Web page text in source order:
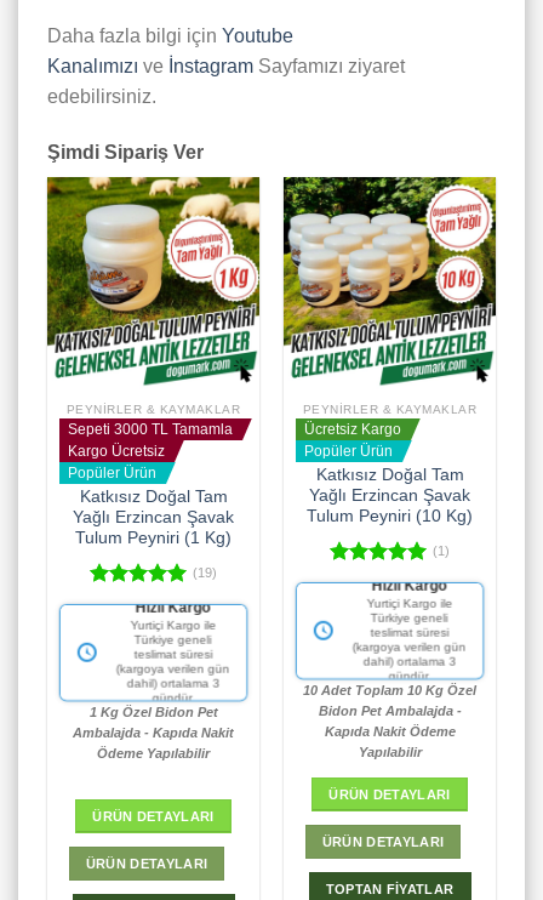
Daha fazla bilgi için Youtube
Kanalımızı ve İnstagram Sayfamızı ziyaret
edebilirsiniz.
Şimdi Sipariş Ver
PEYNIRLER & KAYMAKLAR
Sepeti 3000 TL Tamamla
Kargo Ücretsiz
Popüler Ürün
Katkısız Doğal Tam
Yağlı Erzincan Şavak
Tulum Peyniri (1 Kg)
5 üzerinden
oy
aldı
(19)
Hızlı Kargo
Yurtiçi Kargo ile
Türkiye geneli
teslimat süresi
(kargoya verilen gün
dahil) ortalama 3
gündür.
Fiyat Garantisi
Aynı kalitede daha iyi
fiyat yok.
1 Kg Özel Bidon Pet
Ambalajda - Kapıda Nakit
Ödeme Yapılabilir
ÜRÜN DETAYLARI
ÜRÜN DETAYLARI
PEYNIRLER & KAYMAKLAR
Ücretsiz Kargo
Popüler Ürün
Katkısız Doğal Tam
Yağlı Erzincan Şavak
Tulum Peyniri (10 Kg)
5 üzerinden
oy
aldı
(1)
Hızlı Kargo
Yurtiçi Kargo ile
Türkiye geneli
teslimat süresi
(kargoya verilen gün
dahil) ortalama 3
gündür.
Fiyat Garantisi
Aynı kalitede daha iyi
fiyat yok.
10 Adet Toplam 10 Kg Özel
Bidon Pet Ambalajda -
Kapıda Nakit Ödeme
Yapılabilir
ÜRÜN DETAYLARI
ÜRÜN DETAYLARI
TOPTAN FİYATLAR